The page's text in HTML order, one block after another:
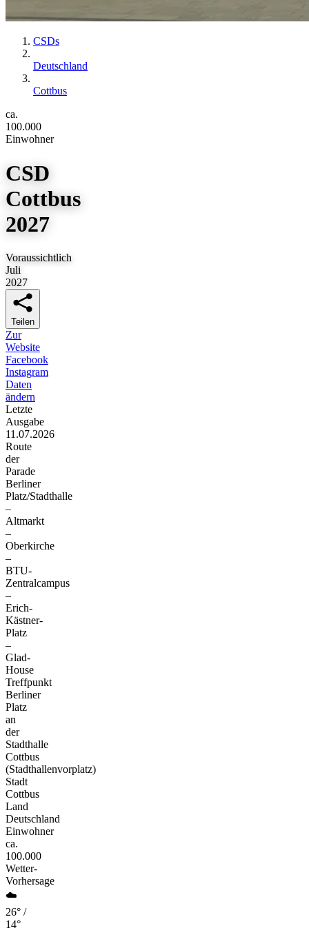
CSDs
Deutschland
Cottbus
ca.
100.000
Einwohner
CSD
Cottbus
2027
Voraussichtlich
Juli
2027
Teilen
Zur
Website
Facebook
Instagram
Daten
ändern
Letzte
Ausgabe
11.07.2026
Route
der
Parade
Berliner
Platz/Stadthalle
–
Altmarkt
–
Oberkirche
–
BTU-
Zentralcampus
–
Erich-
Kästner-
Platz
–
Glad-
House
Treffpunkt
Berliner
Platz
an
der
Stadthalle
Cottbus
(Stadthallenvorplatz)
Stadt
Cottbus
Land
Deutschland
Einwohner
ca.
100.000
Wetter-
Vorhersage
☁️
26° /
14°